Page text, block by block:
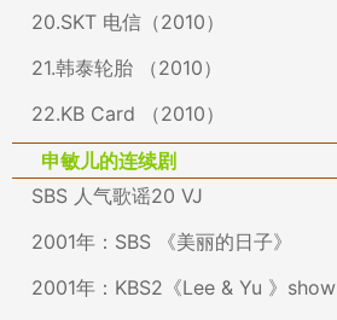
20.SKT 电信（2010）
21.韩泰轮胎 （2010）
22.KB Card （2010）
申敏儿的连续剧
SBS 人气歌谣20 VJ
2001年：SBS 《美丽的日子》
2001年：KBS2《Lee & Yu 》show